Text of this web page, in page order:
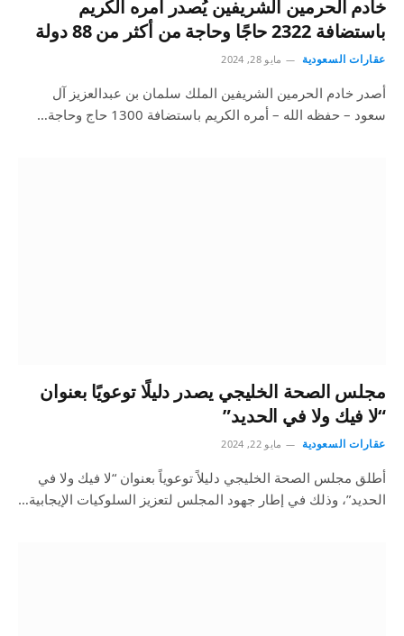
خادم الحرمين الشريفين يُصدر أمره الكريم
باستضافة 2322 حاجًا وحاجة من أكثر من 88 دولة
عقارات السعودية مايو 28, 2024
أصدر خادم الحرمين الشريفين الملك سلمان بن عبدالعزيز آل
سعود – حفظه الله – أمره الكريم باستضافة 1300 حاج وحاجة…
مجلس الصحة الخليجي يصدر دليلًا توعويًا بعنوان
“لا فيك ولا في الحديد”
عقارات السعودية مايو 22, 2024
أطلق مجلس الصحة الخليجي دليلاً توعوياً بعنوان “لا فيك ولا في
الحديد”، وذلك في إطار جهود المجلس لتعزيز السلوكيات الإيجابية…